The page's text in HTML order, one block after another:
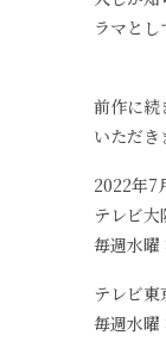
ラマとし
前作に続
いただき
2022年7
テレビ大
毎週水曜
テレビ東
毎週水曜